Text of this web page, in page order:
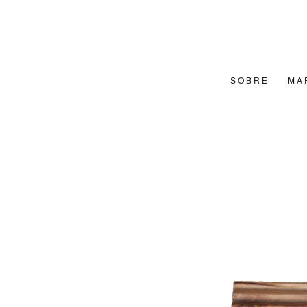
S O B R E M A